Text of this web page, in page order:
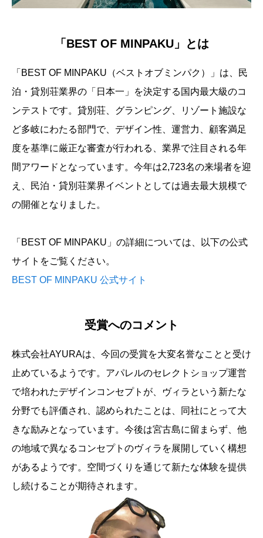
「BEST OF MINPAKU」とは
「BEST OF MINPAKU（ベストオブミンパク）」は、民
泊・貸別荘業界の「日本一」を決定する国内最大級のコ
ンテストです。貸別荘、グランピング、リゾート施設な
ど多岐にわたる部門で、デザイン性、運営力、顧客満足
度を基準に厳正な審査が行われる、業界で注目される年
間アワードとなっています。今年は2,723名の来場者を迎
え、民泊・貸別荘業界イベントとしては過去最大規模で
の開催となりました。
「BEST OF MINPAKU」の詳細については、以下の公式
サイトをご覧ください。
BEST OF MINPAKU 公式サイト
受賞へのコメント
株式会社AYURAは、今回の受賞を大変名誉なことと受け
止めているようです。アパレルのセレクトショップ運営
で培われたデザインコンセプトが、ヴィラという新たな
分野でも評価され、認められたことは、同社にとって大
きな励みとなっています。今後は宮古島に留まらず、他
の地域で異なるコンセプトのヴィラを展開していく構想
があるようです。空間づくりを通じて新たな体験を提供
し続けることが期待されます。